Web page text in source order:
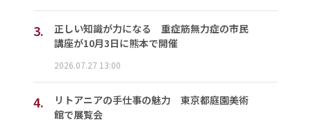
3.
正しい知識が力になる 重症筋無力症の市民
講座が10月3日に熊本で開催
2026.07.27 13:00
4.
リトアニアの手仕事の魅力 東京都庭園美術
館で展覧会